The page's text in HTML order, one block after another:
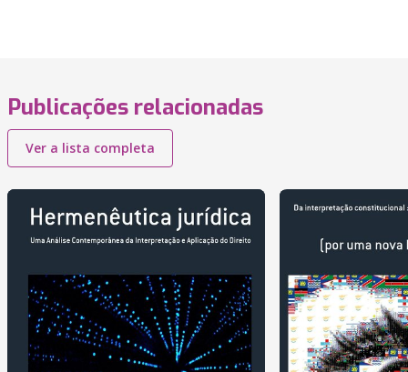
Publicações relacionadas
Ver a lista completa